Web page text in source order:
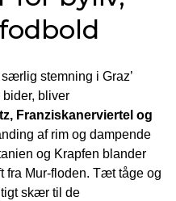
stemning i Graz’
bider, bliver
Franziskanerviertel og
af rim og dampende
og Krapfen blander
fra Mur-floden. Tæt tåge og
skær til de